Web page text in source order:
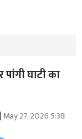
घाटी का
| May 27, 2026 5:38